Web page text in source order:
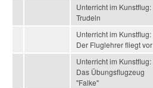
Unterricht im Kunstflug:
Trudeln
Unterricht im Kunstflug:
Der Fluglehrer fliegt vor
Unterricht im Kunstflug:
Das Übungsflugzeug
"Falke"